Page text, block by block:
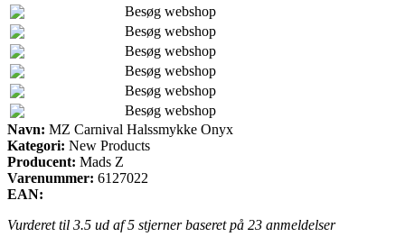
Besøg webshop
Besøg webshop
Besøg webshop
Besøg webshop
Besøg webshop
Besøg webshop
Navn: MZ Carnival Halssmykke Onyx
Kategori: New Products
Producent: Mads Z
Varenummer: 6127022
EAN:
Vurderet til 3.5 ud af 5 stjerner baseret på 23 anmeldelser